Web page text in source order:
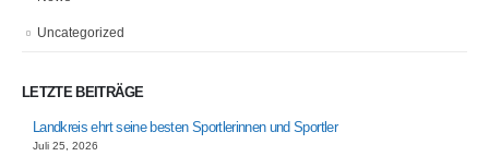
Uncategorized
LETZTE BEITRÄGE
Landkreis ehrt seine besten Sportlerinnen und Sportler
Juli 25, 2026